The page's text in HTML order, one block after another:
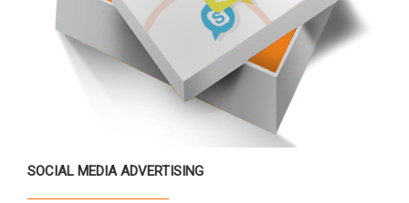
SOCIAL MEDIA ADVERTISING